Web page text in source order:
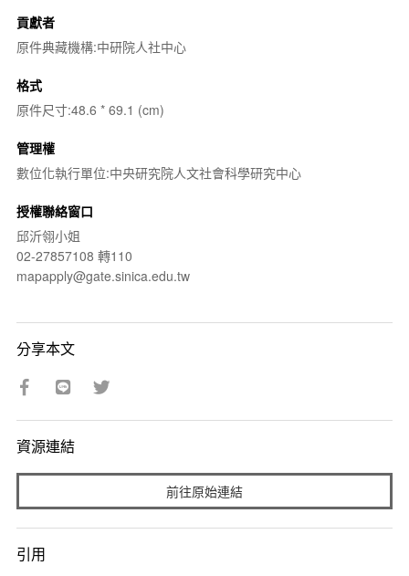
貢獻者
原件典藏機構:中研院人社中心
格式
原件尺寸:48.6 * 69.1 (cm)
管理權
數位化執行單位:中央研究院人文社會科學研究中心
授權聯絡窗口
邱沂翎小姐
02-27857108 轉110
mapapply@gate.sinica.edu.tw
分享本文
資源連結
前往原始連結
引用